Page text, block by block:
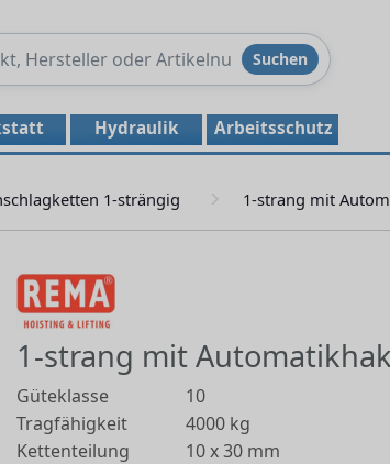
Produkte
durchsuchen
Suchen
Hydraulik Arbeitsschutz
1-strängig 1-strang mit
1-strang mit
Güteklasse
10
Tragfähigkeit
4000 kg
Kettenteilung
10 x 30 mm